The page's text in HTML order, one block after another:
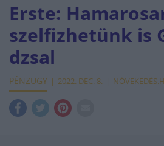
Erste:
szelfizhetünk is
dzsal
PÉNZÜGY 2022. DEC. 8.